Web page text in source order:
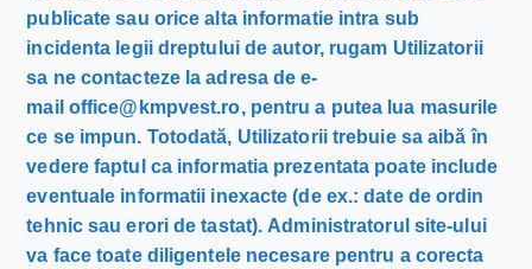
publicate sau orice alta informatie intra sub
incidenta legii dreptului de autor, rugam Utilizatorii
sa ne contacteze la adresa de e-
mail office@kmpvest.ro, pentru a putea lua masurile
ce se impun. Totodată, Utilizatorii trebuie sa aibă în
vedere faptul ca informatia prezentata poate include
eventuale informatii inexacte (de ex.: date de ordin
tehnic sau erori de tastat). Administratorul site-ului
va face toate diligentele necesare pentru a corecta